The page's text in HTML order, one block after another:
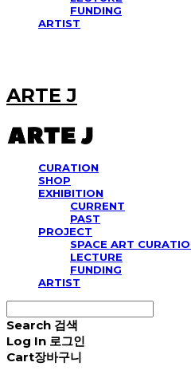
FUNDING
ARTIST
ARTE J
CURATION
SHOP
EXHIBITION
CURRENT
PAST
PROJECT
SPACE ART
LECTURE
FUNDING
ARTIST
Search 검색
Log In 로그인
Cart장바구니